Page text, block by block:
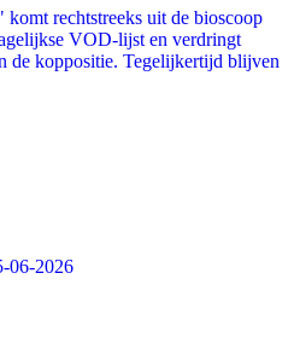
rechtstreeks uit de bioscoop
VOD-lijst en verdringt
de koppositie. Tegelijkertijd blijven
06-2026